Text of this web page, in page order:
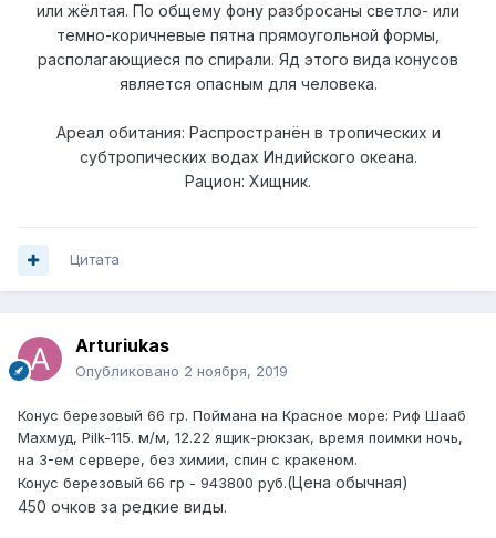
или жёлтая. По общему фону разбросаны светло- или
темно-коричневые пятна прямоугольной формы,
располагающиеся по спирали. Яд этого вида конусов
является опасным для человека.
Ареал обитания: Распространён в тропических и
субтропических водах Индийского океана.
Рацион: Хищник.
Цитата
Arturiukas
Опубликовано 2 ноября, 2019
Конус березовый 66 гр. Поймана на Красное море: Риф Шааб
Махмуд, Pilk-115. м/м, 12.22 ящик-рюкзак, время поимки ночь,
на 3-ем сервере, без химии, спин с кракеном.
Конус березовый 66 гр - 943800 руб.(Цена обычная)
450 очков за редкие виды.